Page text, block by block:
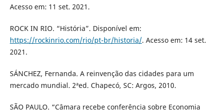
Acesso em: 11 set. 2021.
ROCK IN RIO. “História”. Disponível em:
https://rockinrio.com/rio/pt-br/historia/. Acesso em: 14 set.
2021.
SÁNCHEZ, Fernanda. A reinvenção das cidades para um
mercado mundial. 2ªed. Chapecó, SC: Argos, 2010.
SÃO PAULO. “Câmara recebe conferência sobre Economia